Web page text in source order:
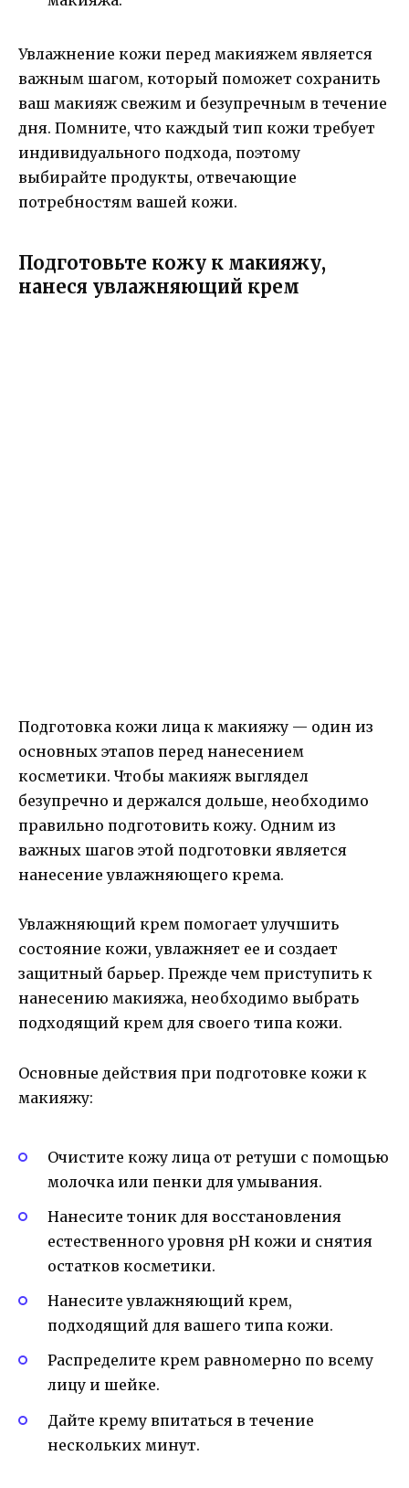
Увлажнение кожи перед макияжем является
важным шагом, который поможет сохранить
ваш макияж свежим и безупречным в течение
дня. Помните, что каждый тип кожи требует
индивидуального подхода, поэтому
выбирайте продукты, отвечающие
потребностям вашей кожи.
Подготовьте кожу к макияжу,
нанеся увлажняющий крем
Подготовка кожи лица к макияжу — один из
основных этапов перед нанесением
косметики. Чтобы макияж выглядел
безупречно и держался дольше, необходимо
правильно подготовить кожу. Одним из
важных шагов этой подготовки является
нанесение увлажняющего крема.
Увлажняющий крем помогает улучшить
состояние кожи, увлажняет ее и создает
защитный барьер. Прежде чем приступить к
нанесению макияжа, необходимо выбрать
подходящий крем для своего типа кожи.
Основные действия при подготовке кожи к
макияжу:
Очистите кожу лица от ретуши с помощью
молочка или пенки для умывания.
Нанесите тоник для восстановления
естественного уровня рН кожи и снятия
остатков косметики.
Нанесите увлажняющий крем,
подходящий для вашего типа кожи.
Распределите крем равномерно по всему
лицу и шейке.
Дайте крему впитаться в течение
нескольких минут.